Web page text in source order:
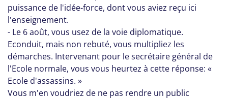
puissance de l'idée-force, dont vous aviez reçu ici
l'enseignement.
- Le 6 août, vous usez de la voie diplomatique.
Econduit, mais non rebuté, vous multipliez les
démarches. Intervenant pour le secrétaire général de
l'Ecole normale, vous vous heurtez à cette réponse: «
Ecole d'assassins. »
Vous m'en voudriez de ne pas rendre un public